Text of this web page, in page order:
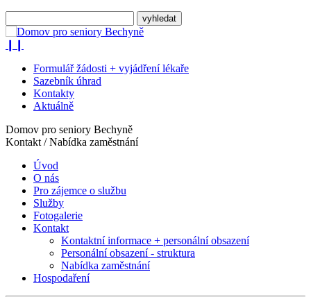
Formulář žádosti + vyjádření lékaře
Sazebník úhrad
Kontakty
Aktuálně
Domov pro seniory Bechyně
Kontakt / Nabídka zaměstnání
Úvod
O nás
Pro zájemce o službu
Služby
Fotogalerie
Kontakt
Kontaktní informace + personální obsazení
Personální obsazení - struktura
Nabídka zaměstnání
Hospodaření